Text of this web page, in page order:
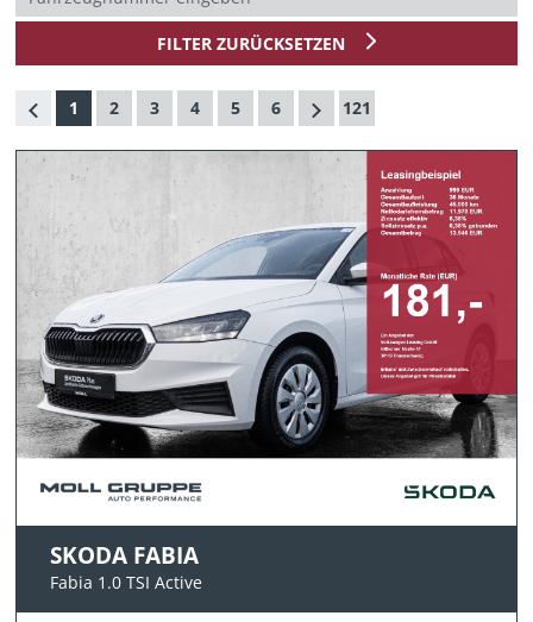
FILTER ZURÜCKSETZEN
1 2 3 4 5 6 121
SKODA FABIA
Fabia 1.0 TSI Active